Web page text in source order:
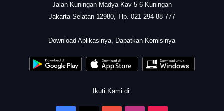
Jalan Kuningan Madya Kav 5-6 Kuningan
Jakarta Selatan 12980, Tlp. 021 294 88 777
Download Aplikasinya, Dapatkan Komisinya
Ikuti Kami di: